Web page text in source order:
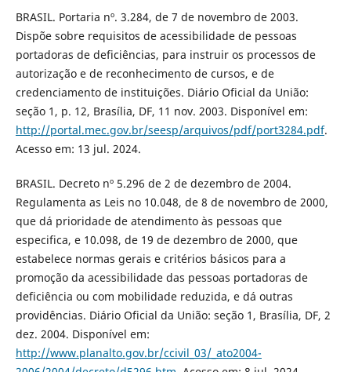
BRASIL. Portaria nº. 3.284, de 7 de novembro de 2003.
Dispõe sobre requisitos de acessibilidade de pessoas
portadoras de deficiências, para instruir os processos de
autorização e de reconhecimento de cursos, e de
credenciamento de instituições. Diário Oficial da União:
seção 1, p. 12, Brasília, DF, 11 nov. 2003. Disponível em:
http://portal.mec.gov.br/seesp/arquivos/pdf/port3284.pdf.
Acesso em: 13 jul. 2024.
BRASIL. Decreto nº 5.296 de 2 de dezembro de 2004.
Regulamenta as Leis no 10.048, de 8 de novembro de 2000,
que dá prioridade de atendimento às pessoas que
especifica, e 10.098, de 19 de dezembro de 2000, que
estabelece normas gerais e critérios básicos para a
promoção da acessibilidade das pessoas portadoras de
deficiência ou com mobilidade reduzida, e dá outras
providências. Diário Oficial da União: seção 1, Brasília, DF, 2
dez. 2004. Disponível em:
http://www.planalto.gov.br/ccivil_03/_ato2004-